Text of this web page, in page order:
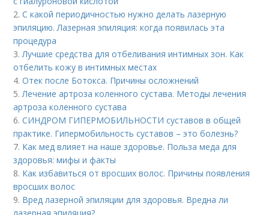
2.С какой периодичностью нужно делать лазерную
эпиляцию. Лазерная эпиляция: когда появилась эта
процедура
3.Лучшие средства для отбеливания интимных зон. Как
отбелить кожу в интимных местах
4.Отек после Ботокса. Причины осложнений
5.Лечение артроза коленного сустава. Методы лечения
артроза коленного сустава
6.СИНДРОМ ГИПЕРМОБИЛЬНОСТИ суставов в общей
практике. Гипермобильность суставов – это болезнь?
7. Как мед влияет на наше здоровье. Польза меда для
здоровья: мифы и факты
8. Как избавиться от вросших волос. Причины появления
вросших волос
9. Вред лазерной эпиляции для здоровья. Вредна ли